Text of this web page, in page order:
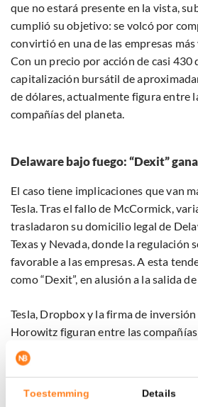
Toestemming Details
que no estará presente en la vista,
cumplió su objetivo: se volcó por
convirtió en una de las empresas
Con un precio por acción de casi 430
capitalización bursátil de
de dólares, actualmente figura entre
compañías del planeta.
Delaware bajo fuego: “Dexit”
El caso tiene implicaciones que van
Tesla. Tras el fallo de McCormick,
trasladaron su domicilio legal de
Texas y Nevada, donde la regulación
favorable a las empresas. A esta
como “Dexit”, en alusión a la salida
Tesla, Dropbox y la firma de
Horowitz figuran entre las
dieron este paso. El estado de
recuperar la confianza del tejido